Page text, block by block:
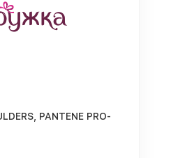
PANTENE PRO-